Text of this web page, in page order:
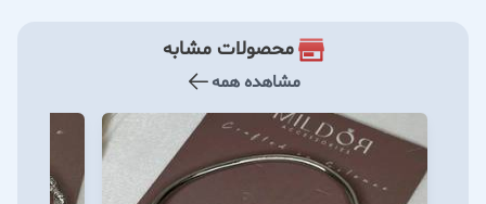
محصولات مشابه
مشاهده همه